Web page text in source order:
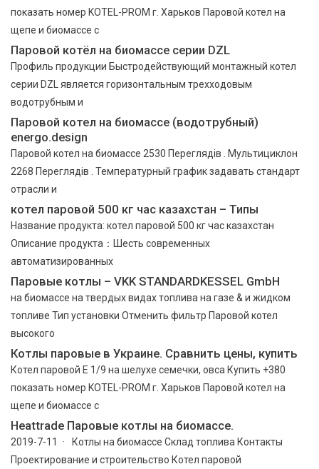
показать номер KOTEL-PROM г. Харьков Паровой котел на
щепе и биомассе с
Паровой котёл на биомассе серии DZL
Профиль продукции Быстродействующий монтажный котел
серии DZL является горизонтальным трехходовым
водотрубным и
Паровой котел на биомассе (водотрубный)
energo.design
Паровой котел на биомассе 2530 Переглядів . Мультициклон
2268 Переглядів . Температурный график задавать стандарт
отрасли и
котел паровой 500 кг час казахстан – Типы
Название продукта: котел паровой 500 кг час казахстан
Описание продукта：Шесть современных
автоматизированных
Паровые котлы – VKK STANDARDKESSEL GmbH
на биомассе на твердых видах топлива на газе & и жидком
топливе Тип установки Отменить фильтр Паровой котел
высокого
Котлы паровые в Украине. Сравнить цены, купить
Котел паровой Е 1/9 на шелухе семечки, овса Купить +380
показать номер KOTEL-PROM г. Харьков Паровой котел на
щепе и биомассе с
Heattrade Паровые котлы на биомассе.
2019-7-11 · Котлы на биомассе Склад топлива Контакты
Проектирование и строительство Котел паровой